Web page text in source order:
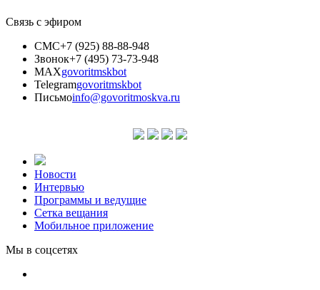
Связь с эфиром
СМС+7 (925) 88-88-948
Звонок+7 (495) 73-73-948
MAXgovoritmskbot
Telegramgovoritmskbot
Письмоinfo@govoritmoskva.ru
Новости
Интервью
Программы и ведущие
Сетка вещания
Мобильное приложение
Мы в соцсетях